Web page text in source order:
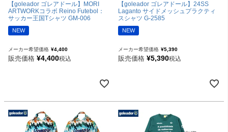
【goleador ゴレアドール】MORI
ARTWORKコラボ Reino Futebol：
サッカー王国Tシャツ GM-006
NEW
メーカー希望価格 ¥4,400
販売価格 ¥4,400税込
【goleador ゴレアドール】24SS
Laganto サイドメッシュプラクティ
スシャツ G-2585
NEW
メーカー希望価格 ¥5,390
販売価格 ¥5,390税込